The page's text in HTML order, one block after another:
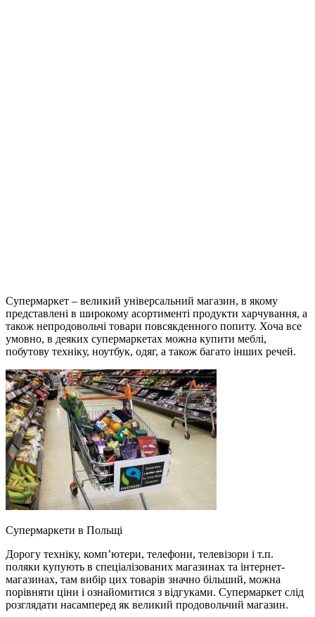
Супермаркет – великий універсальний магазин, в якому
представлені в широкому асортименті продукти харчування, а
також непродовольчі товари повсякденного попиту. Хоча все
умовно, в деяких супермаркетах можна купити меблі,
побутову техніку, ноутбук, одяг, а також багато інших речей.
Супермаркети в Польщі
Дорогу техніку, комп’ютери, телефони, телевізори і т.п.
поляки купують в спеціалізованих магазинах та інтернет-
магазинах, там вибір цих товарів значно більший, можна
порівняти ціни і ознайомитися з відгуками. Супермаркет слід
розглядати насамперед як великий продовольчий магазин.